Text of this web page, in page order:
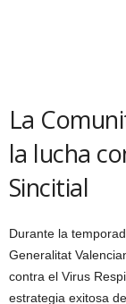
La
la lucha
Sincitial
Durante la
Generalitat
contra el Virus
estrategia exitosa de